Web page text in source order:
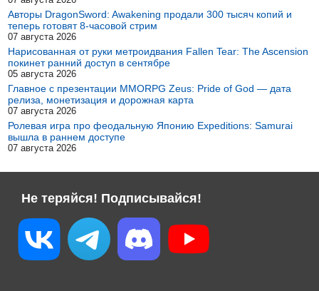
Авторы DragonSword: Awakening продали 300 тысяч копий и
теперь готовят 8-часовой стрим
07 августа 2026
Нарисованная от руки метроидвания Fallen Tear: The Ascension
покинет ранний доступ в сентябре
05 августа 2026
Главное с презентации MMORPG Zeus: Pride of God — дата
релиза, монетизация и дорожная карта
07 августа 2026
Ролевая игра про феодальную Японию Expeditions: Samurai
вышла в раннем доступе
07 августа 2026
Не теряйся! Подписывайся!